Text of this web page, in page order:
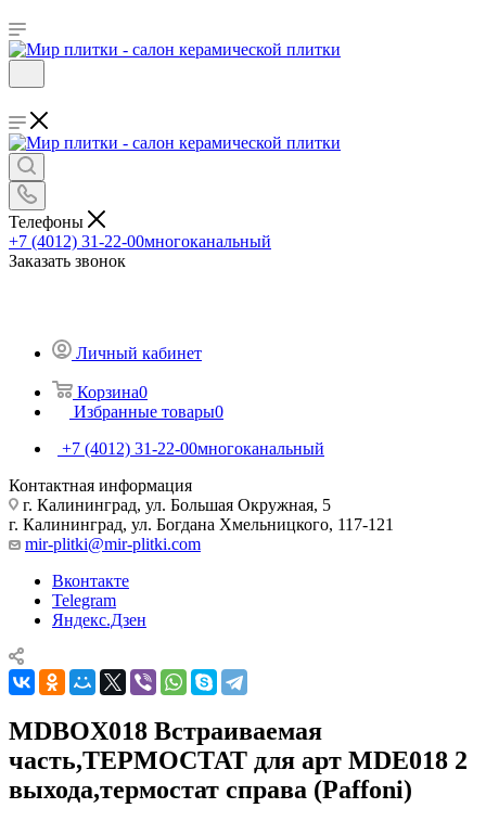
Телефоны
+7 (4012) 31-22-00многоканальный
Заказать звонок
Личный кабинет
Корзина0
Избранные товары0
+7 (4012) 31-22-00многоканальный
Контактная информация
г. Калининград, ул. Большая Окружная, 5
г. Калининград, ул. Богдана Хмельницкого, 117-121
mir-plitki@mir-plitki.com
Вконтакте
Telegram
Яндекс.Дзен
MDBOX018 Встраиваемая
часть,ТЕРМОСТАТ для арт MDE018 2
выхода,термостат справа (Paffoni)